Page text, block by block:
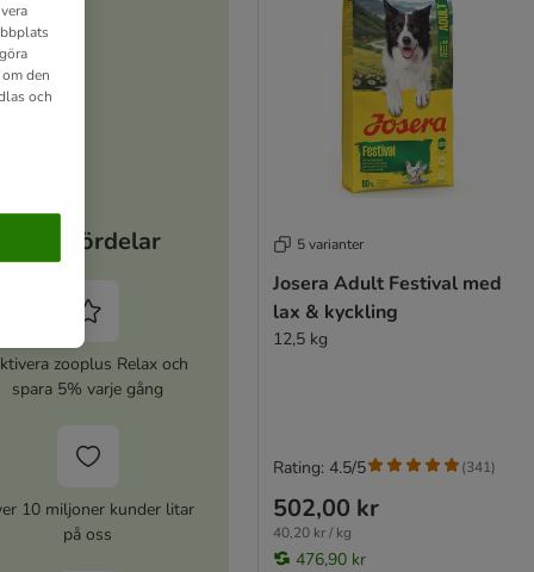
Dina fördelar
zooplus Relax och
spara 5% varje gång
10 miljoner kunder litar
på oss
5 varianter
Josera Adult Festival med
lax & kyckling
12,5 kg
502,00 kr
40,20 kr / kg
476,90 kr
Rating: 4.5/5 (341)
den
och